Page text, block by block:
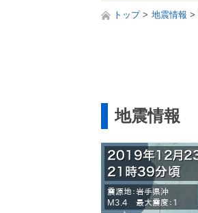
トップ 地震情報
地震情報